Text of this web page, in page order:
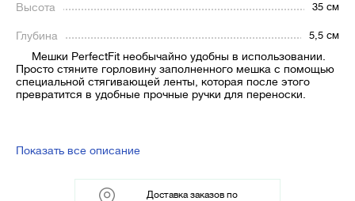
Высота 35 см
Глубина 5,5 см
Мешки PerfectFit необычайно удобны в использовании.
Просто стяните горловину заполненного мешка с помощью
специальной стягивающей ленты, которая после этого
превратится в удобные прочные ручки для переноски.
Показать все описание
Доставка заказов по